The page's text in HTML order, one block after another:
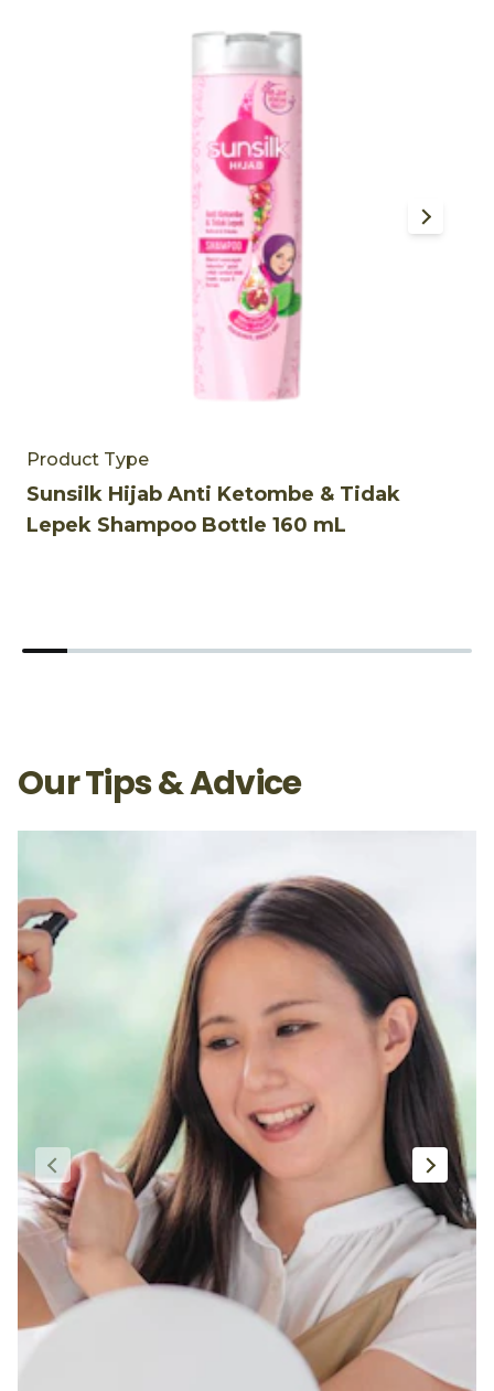
Product Type
Sunsilk Hijab Anti Ketombe & Tidak
Lepek Shampoo Bottle 160 mL
Our Tips & Advice